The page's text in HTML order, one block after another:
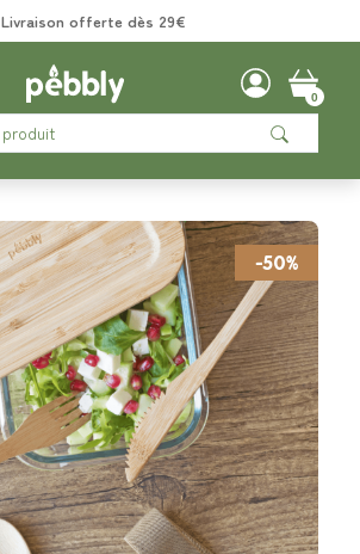
-50%
Livraison offerte dès 29€
0